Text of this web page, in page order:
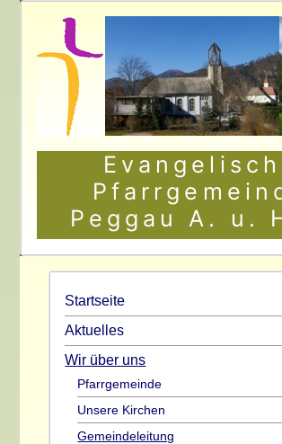
Peggau A. u.
Startseite
Aktuelles
Wir über uns
Pfarrgemeinde
Unsere Kirchen
Gemeindeleitung